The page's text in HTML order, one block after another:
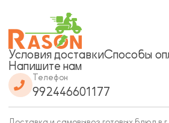
Условия доставкиСпособы
Напишите нам
Телефон
992446601177